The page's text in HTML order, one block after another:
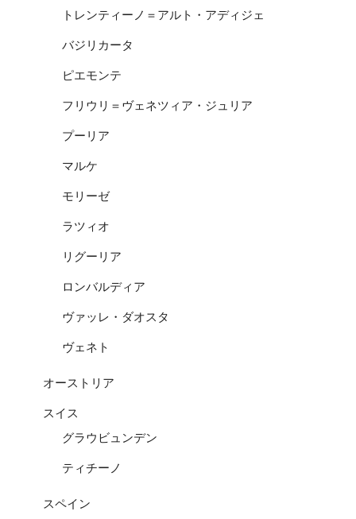
トレンティーノ＝アルト・アディジェ
バジリカータ
ピエモンテ
フリウリ＝ヴェネツィア・ジュリア
プーリア
マルケ
モリーゼ
ラツィオ
リグーリア
ロンバルディア
ヴァッレ・ダオスタ
ヴェネト
オーストリア
スイス
グラウビュンデン
ティチーノ
スペイン